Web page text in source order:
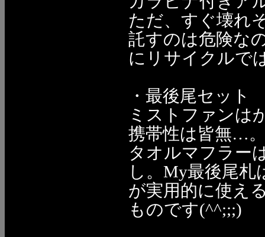
ただ、すぐ壊れ
託すのは危険な
にリサイクルで
・最後尾セット
ミストファンは
携帯性は皆無…
タオルマフラー
し。My最後尾
が実用的に使え
ものです(^^;;;)